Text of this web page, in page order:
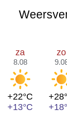
za
8.08
+22°C
+13°C
zo